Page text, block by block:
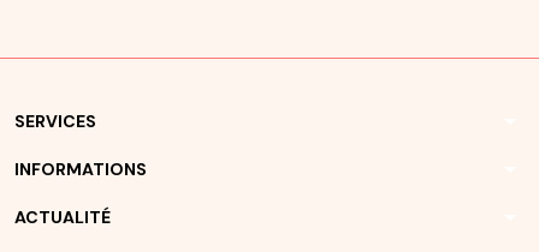
SERVICES
INFORMATIONS
ACTUALITÉ